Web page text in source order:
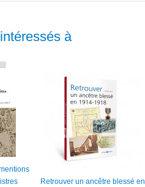
à
Retrouver un ancêtre blessé en